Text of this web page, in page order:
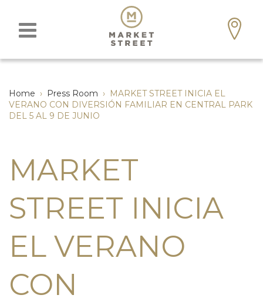
Home › Press Room › MARKET STREET INICIA EL
VERANO CON DIVERSIÓN FAMILIAR EN CENTRAL PARK
DEL 5 AL 9 DE JUNIO
MARKET
STREET INICIA
EL VERANO
CON